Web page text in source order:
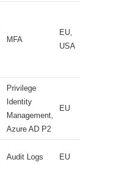
MFA
EU,
USA
Privilege
Identity
Management,
Azure AD P2
EU
Audit Logs EU